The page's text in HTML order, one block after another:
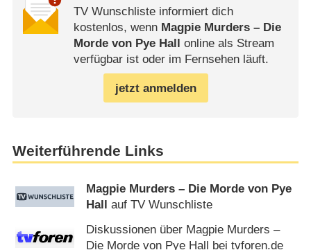
TV Wunschliste informiert dich
kostenlos, wenn Magpie Murders – Die
Morde von Pye Hall
online als Stream
verfügbar ist oder im Fernsehen läuft.
jetzt anmelden
Weiterführende Links
Magpie Murders – Die Morde von Pye
Hall auf TV Wunschliste
Diskussionen über Magpie Murders –
Die Morde von Pye Hall bei tvforen.de